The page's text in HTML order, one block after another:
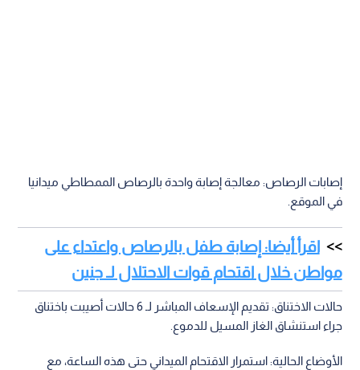
إصابات الرصاص: معالجة إصابة واحدة بالرصاص الممطاطي ميدانيا
في الموقع.
اقرأ أيضا: إصابة طفل بالرصاص واعتداء على
مواطن خلال اقتحام قوات الاحتلال لـ جنين
حالات الاختناق: تقديم الإسعاف المباشر لـ 6 حالات أصيبت باختناق
جراء استنشاق الغاز المسيل للدموع.
الأوضاع الحالية: استمرار الاقتحام الميداني حتى هذه الساعة، مع